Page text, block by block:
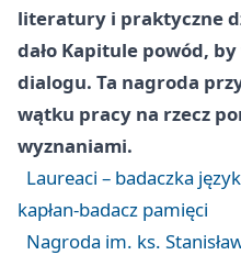
literatury i praktyczne
dało Kapitule powód,
dialogu. Ta nagroda
wątku pracy na rzecz
wyznaniami.
Laureaci – badaczka
kapłan‑badacz pamięci
Nagroda im. ks.